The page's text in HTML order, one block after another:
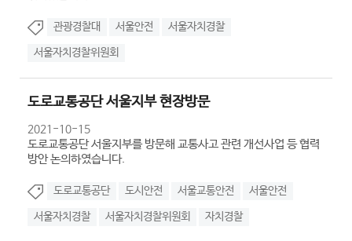
관광경찰대 서울안전 서울자치경찰
서울자치경찰위원회
도로교통공단 서울지부 현장방문
2021-10-15
도로교통공단 서울지부를 방문해 교통사고 관련 개선사업 등 협력
방안 논의하였습니다.
도로교통공단 도시안전 서울교통안전 서울안전
서울자치경찰 서울자치경찰위원회 자치경찰